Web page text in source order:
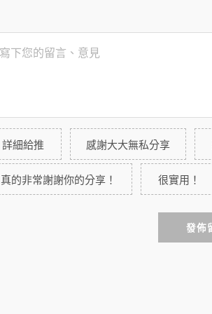
詳細給推 感謝大大無私分享
真的非常謝謝你的分享！ 很實用！
發佈